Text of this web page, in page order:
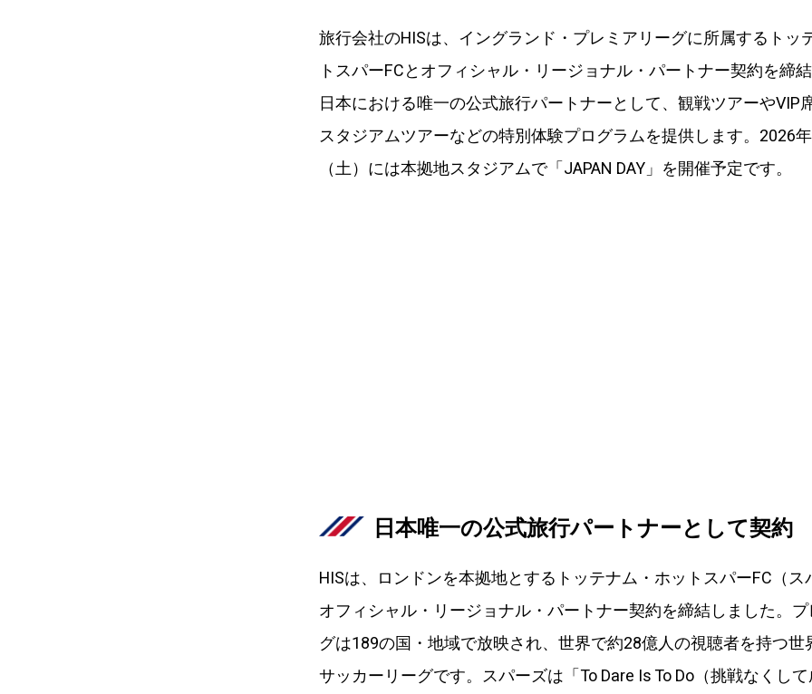
旅行会社のHISは、イングランド・プレミアリーグに所属するトッ
トスパーFCとオフィシャル・リージョナル・パートナー契約を締結
日本における唯一の公式旅行パートナーとして、観戦ツアーやVIP
スタジアムツアーなどの特別体験プログラムを提供します。2026
（土）には本拠地スタジアムで「JAPAN DAY」を開催予定です。
日本唯一の公式旅行パートナーとして契約
HISは、ロンドンを本拠地とするトッテナム・ホットスパーFC（ス
オフィシャル・リージョナル・パートナー契約を締結しました。
グは189の国・地域で放映され、世界で約28億人の視聴者を持つ世
サッカーリーグです。スパーズは「To Dare Is To Do（挑戦なくし